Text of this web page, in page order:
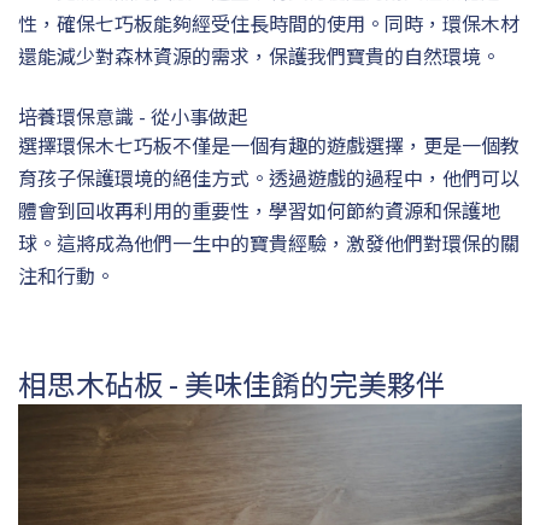
性，確保七巧板能夠經受住長時間的使用。同時，環保木材
還能減少對森林資源的需求，保護我們寶貴的自然環境。
培養環保意識 - 從小事做起
選擇環保木七巧板不僅是一個有趣的遊戲選擇，更是一個教
育孩子保護環境的絕佳方式。透過遊戲的過程中，他們可以
體會到回收再利用的重要性，學習如何節約資源和保護地
球。這將成為他們一生中的寶貴經驗，激發他們對環保的關
注和行動。
相思木砧板 - 美味佳餚的完美夥伴